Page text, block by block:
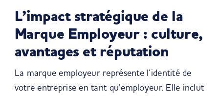
L’impact stratégique de la
Marque Employeur : culture,
avantages et réputation
La marque employeur représente l’identité de
votre entreprise en tant qu’employeur. Elle inclut